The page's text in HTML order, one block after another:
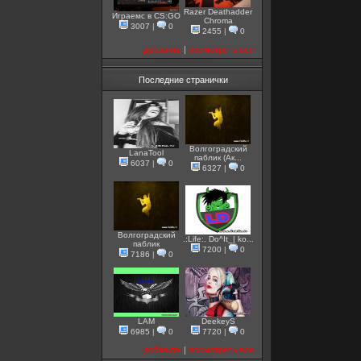
Играемс в CS:GO
3007 | 0
Razer Deathadder
Chroma
2455 | 0
добавить | посмотреть все
Последние странички
LanaTool
6037 | 0
Волгоградский
паблик (Ак...
6327 | 0
Волгоградский
паблик
7186 | 0
.:Life:. Do^It_| ko...
7200 | 0
LAM
6985 | 0
DeekeyS
7720 | 0
добавить | посмотреть все